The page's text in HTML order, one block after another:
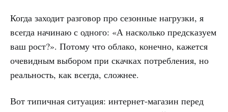
Когда заходит разговор про сезонные нагрузки, я
всегда начинаю с одного: «А насколько предсказуем
ваш рост?». Потому что облако, конечно, кажется
очевидным выбором при скачках потребления, но
реальность, как всегда, сложнее.
Вот типичная ситуация: интернет-магазин перед